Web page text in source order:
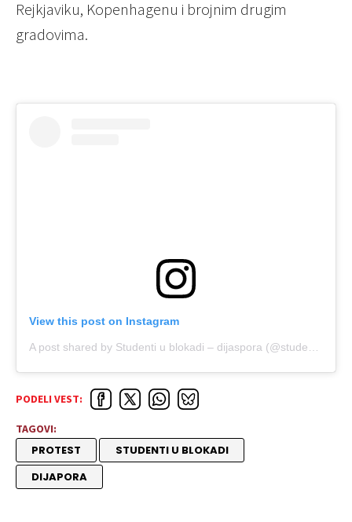
Rejkjaviku, Kopenhagenu i brojnim drugim
gradovima.
View this post on Instagram
A post shared by Studenti u blokadi – dijaspora (@studenti_u_blokadi_dijaspora)
PODELI VEST:
TAGOVI:
PROTEST
STUDENTI U BLOKADI
DIJAPORA